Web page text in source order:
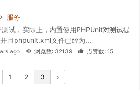
服务
试，实际上，内置使用PHPUnit对测试提
且phpunit.xml文件已经为...
ago 浏览数: 32139 点赞数: 15
1 2 3 ›